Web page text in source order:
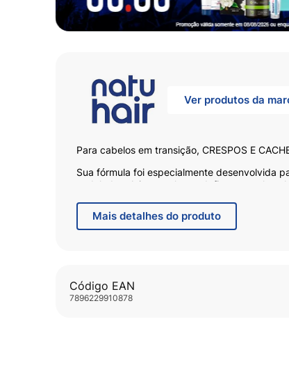
Ver produtos da
Para cabelos em transição, CRESPOS E
Sua fórmula foi especialmente desenvolvida
ondulados. Ativa o volume, define os cachos,
Aqui só tem ativos milagrosos pra deixar seu
Meu Volumão é show mesmo! É 2 em 1,
Mais detalhes do produto
Código EAN
7896229910878